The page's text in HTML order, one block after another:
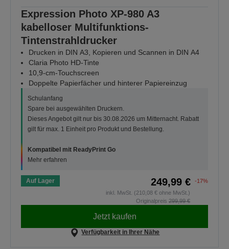
Expression Photo XP-980 A3
kabelloser Multifunktions-
Tintenstrahldrucker
Drucken in DIN A3, Kopieren und Scannen in DIN A4
Claria Photo HD-Tinte
10,9-cm-Touchscreen
Doppelte Papierfächer und hinterer Papiereinzug
Schulanfang
Spare bei ausgewählten Druckern.
Dieses Angebot gilt nur bis 30.08.2026 um Mitternacht. Rabatt
gilt für max. 1 Einheit pro Produkt und Bestellung.
Kompatibel mit ReadyPrint Go
Mehr erfahren
Auf Lager 249,99 €
-17%
inkl. MwSt. (210,08 € ohne MwSt.)
Originalpreis 299,99 €
Jetzt kaufen
Verfügbarkeit in Ihrer Nähe